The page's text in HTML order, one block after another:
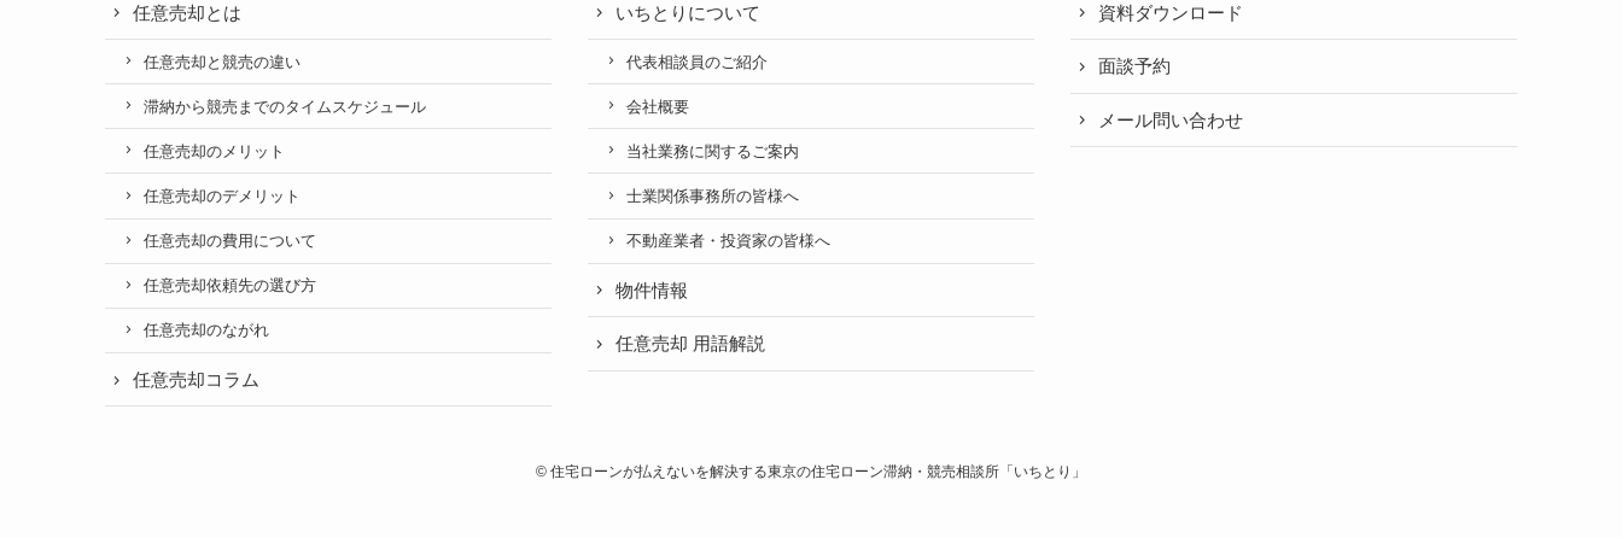
任意売却とは
任意売却と競売の違い
滞納から競売までのタイムスケジュール
任意売却のメリット
任意売却のデメリット
任意売却の費用について
任意売却依頼先の選び方
任意売却のながれ
任意売却コラム
いちとりについて
代表相談員のご紹介
会社概要
当社業務に関するご案内
士業関係事務所の皆様へ
不動産業者・投資家の皆様へ
物件情報
任意売却 用語解説
資料ダウンロード
面談予約
メール問い合わせ
© 住宅ローンが払えないを解決する東京の住宅ローン滞納・競売相談所「いちとり」